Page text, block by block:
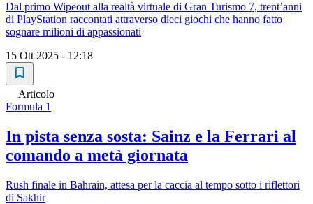
Dal primo Wipeout alla realtà virtuale di Gran Turismo 7, trent’anni
di PlayStation raccontati attraverso dieci giochi che hanno fatto
sognare milioni di appassionati
15 Ott 2025 - 12:18
Articolo
Formula 1
In pista senza sosta: Sainz e la Ferrari al
comando a metà giornata
Rush finale in Bahrain, attesa per la caccia al tempo sotto i riflettori
di Sakhir